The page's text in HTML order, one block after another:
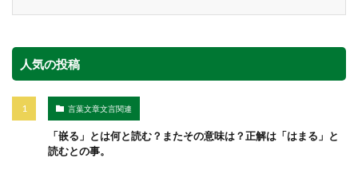
人気の投稿
言葉文章文言関連
「嵌る」とは何と読む？またその意味は？正解は「はまる」と
読むとの事。